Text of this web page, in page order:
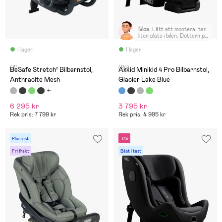
I lager
(3)
BeSafe Stretch² Bilbarnstol,
Anthracite Mesh
6 295 kr
Rek pris: 7 799 kr
I lager
Moa: Lätt att montera, tar
liten plats i bilen. Dottern på
jättebra i den. Gott om
(24)
Axkid Minikid 4 Pro Bilbarnstol,
Glacier Lake Blue
3 795 kr
Rek pris: 4 995 kr
Plustest
Fri frakt
-6%
Bäst i test